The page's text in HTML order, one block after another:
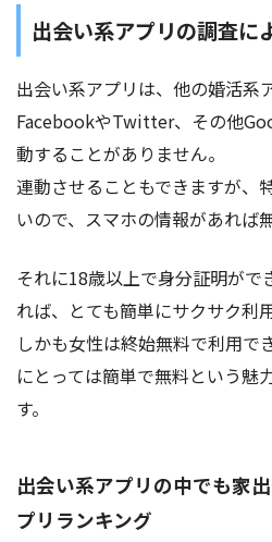
出会い系アプリの調査に
出会い系アプリは、他の婚活系
FacebookやTwitter、その他
動することがありません。
連動させることもできますが、
いので、スマホの情報があれば
それに18歳以上で身分証明がで
れば、とても簡単にサクサク利
しかも女性は終始無料で利用で
にとっては簡単で無料という魅
す。
出会い系アプリの中でも家
プリランキング